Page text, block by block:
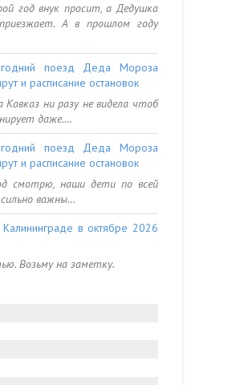
год внук просит, а Дедушка
А в прошлом году
поезд Деда Мороза
и расписание остановок
ни разу не видела чтоб
даже.…
поезд Деда Мороза
и расписание остановок
смотрю, наши дети по всей
важны…
в октябре 2026
Возьму на заметку.